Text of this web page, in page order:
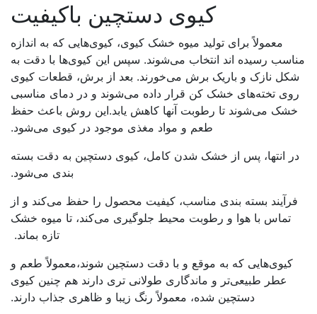
کیوی دستچین باکیفیت
معمولاً برای تولید میوه خشک کیوی، کیوی‌هایی که به اندازه
مناسب رسیده اند انتخاب می‌شوند. سپس این کیوی‌ها با دقت به
شکل نازک و باریک برش می‌خورند. بعد از برش، قطعات کیوی
روی تخته‌های خشک کن قرار داده می‌شوند و در دمای مناسبی
خشک می‌شوند تا رطوبت آنها کاهش یابد.این روش باعث حفظ
طعم و مواد مغذی موجود در کیوی می‌شود.
در انتها، پس از خشک شدن کامل، کیوی دستچین به دقت بسته
بندی می‌شود.
فرآیند بسته بندی مناسب، کیفیت محصول را حفظ می‌کند و از
تماس با هوا و رطوبت محیط جلوگیری می‌کند، تا میوه خشک
تازه بماند.
کیوی‌هایی که به موقع و با دقت دستچین شوند،معمولاً طعم و
عطر طبیعی‌تر و ماندگاری طولانی تری دارند هم چنین کیوی
دستچین شده‌، معمولاً رنگ زیبا و ظاهری جذاب دارند.